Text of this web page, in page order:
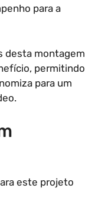
para a
desta montagem
permitindo
para um
este projeto